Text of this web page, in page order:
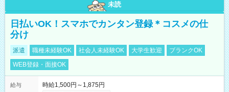
未読
日払いOK！スマホでカンタン登録＊コスメの仕
分け
派遣 職種未経験OK 社会人未経験OK 大学生歓迎
ブランクOK
WEB登録・面接OK
給与
時給1,500円～1,875円